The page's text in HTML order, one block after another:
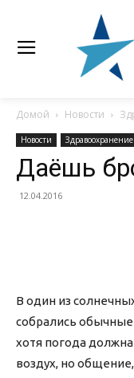
Домой Новости
Новости Здравоохранение
Даёшь
12.04.2016
В один из
собрались обычные
хотя погода
воздух, но